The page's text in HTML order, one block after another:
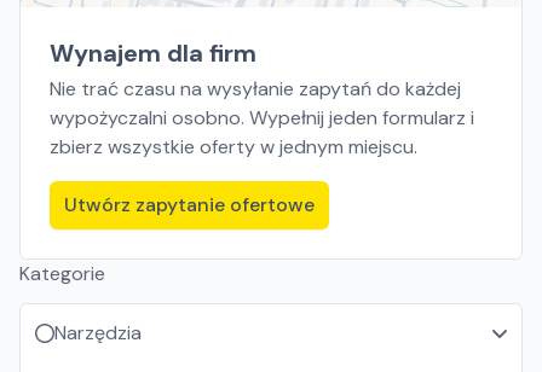
Wynajem dla firm
Nie trać czasu na wysyłanie zapytań do każdej
wypożyczalni osobno. Wypełnij jeden formularz i
zbierz wszystkie oferty w jednym miejscu.
Utwórz zapytanie ofertowe
Kategorie
Narzędzia